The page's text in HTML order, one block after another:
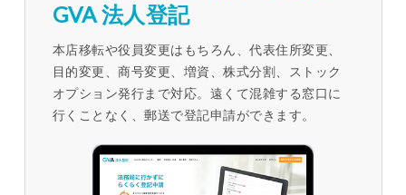
GVA 法人登記
本店移転や役員変更はもちろん、代表住所変更、
目的変更、商号変更、増資、株式分割、ストック
オプション発行まで対応。遠くて混雑する窓口に
行くことなく、郵送で登記申請ができます。